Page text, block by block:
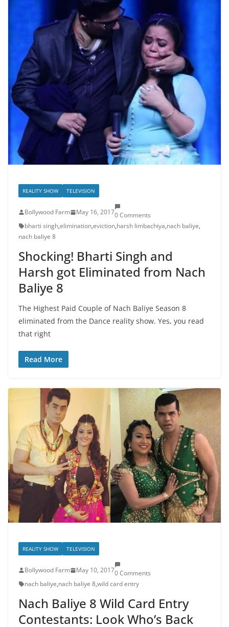
REALITY SHOW TELEVISION
Bollywood Farm May 16, 20170 Comments
bharti singh,elimination,eviction,harsh limbachiya,nach baliye,
nach baliye 8
Shocking! Bharti Singh and
Harsh got Eliminated from Nach
Baliye 8
The Highest Paid Couple of Nach Baliye Season 8
eliminated from the Dance reality show. Yes, you read
that right
Read More
REALITY SHOW TELEVISION
Bollywood Farm May 10, 20170 Comments
nach baliye,nach baliye 8,wild card entry
Nach Baliye 8 Wild Card Entry
Contestants: Look Who’s Back